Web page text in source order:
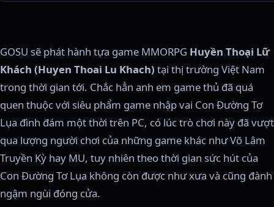
GOSU sẽ phát hành tựa game MMORPG Huyền Thoại Lữ
Khách (Huyen Thoai Lu Khach) tại thị trường Việt Nam
trong thời gian tới. Chắc hẳn anh em game thủ đã quá
quen thuộc với siêu phẩm game nhập vai Con Đường Tơ
Lụa đình đám một thời trên PC, có lúc trò chơi này đã vượt
qua lượng người chơi của những game khác như Võ Lâm
Truyền Kỳ hay MU, tuy nhiên theo thời gian sức hút của
Con Đường Tơ Lụa không còn được như xưa và cũng đành
ngậm ngùi đóng cửa.